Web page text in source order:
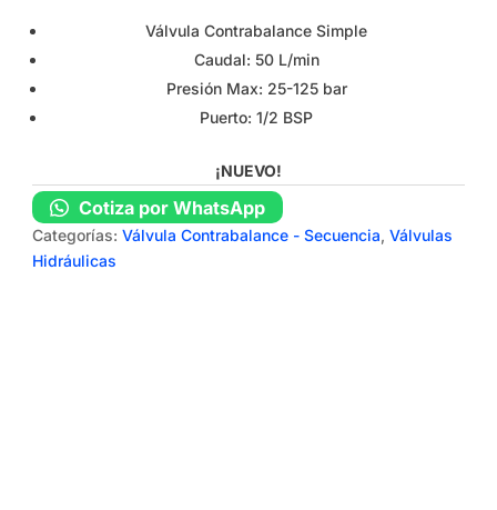
Válvula Contrabalance Simple
Caudal: 50 L/min
Presión Max: 25-125 bar
Puerto: 1/2 BSP
¡NUEVO!
Cotiza por WhatsApp
Categorías:Válvula Contrabalance - Secuencia,Válvulas
Hidráulicas